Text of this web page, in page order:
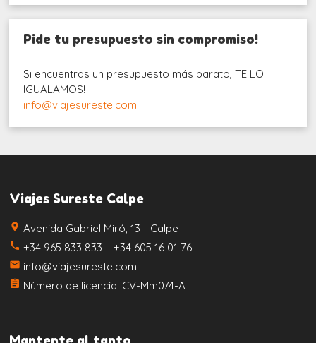
Pide tu presupuesto sin compromiso!
Si encuentras un presupuesto más barato, TE LO
IGUALAMOS!
info@viajesureste.com
Viajes Sureste Calpe
place Avenida Gabriel Miró, 13 - Calpe
call +34 965 833 833 +34 605 16 01 76
email info@viajesureste.com
assignment Número de licencia: CV-Mm074-A